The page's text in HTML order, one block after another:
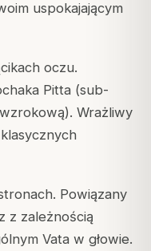
uspokajającym
oczu.
Pitta (sub-
Wrażliwy
Powiązany
z zależnością
Vata w głowie.